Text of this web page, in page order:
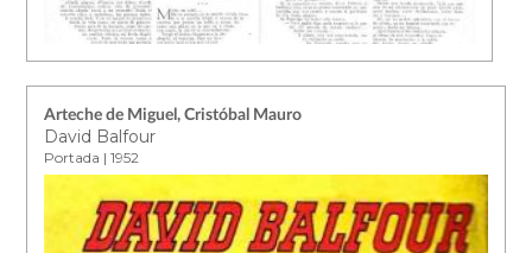
Arteche de Miguel, Cristóbal Mauro
David Balfour
Portada | 1952